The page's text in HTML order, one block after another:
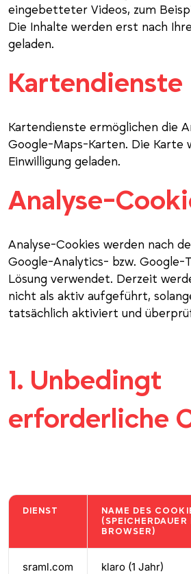
eingebetteter Videos, zum
Die Inhalte werden erst nach
geladen.
Kartendienste
Kartendienste ermöglichen die
Google-Maps-Karten. Die Karte
Einwilligung geladen.
Analyse-
Analyse-Cookies werden nach
Google-Analytics- bzw. Google-
Lösung verwendet. Derzeit
nicht als aktiv aufgeführt,
tatsächlich aktiviert und
1. Unbedingt
erforderliche
DIENST
NAME DES
(SPEICHERDAUER
BROWSER)
sraml.com klaro (1 Jahr)